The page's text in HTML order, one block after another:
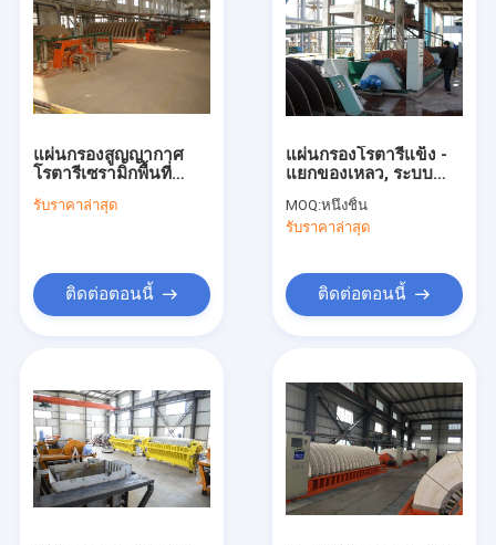
สินค้า
เกี่ยวกับเรา
ทัวร์โรงงาน
แผ่นกรองสูญญากาศ
โรตารีเซรามิกพื้นที่
50μmอุปกรณ์การแยก
รับราคาล่าสุด
ติดต่อตอนนี้
แผ่นกรองโรตารี่แข็ง -
แยกของเหลว, ระบบ
การกรองสูญญากาศ
MOQ:หนึ่งชิ้น
รับราคาล่าสุด
ติดต่อตอนนี้